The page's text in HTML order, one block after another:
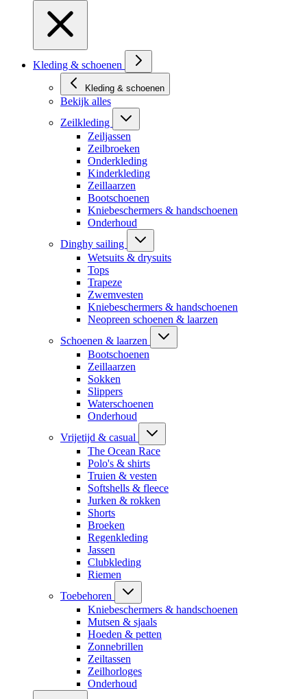
Kleding & schoenen
Kleding & schoenen
Bekijk alles
Zeilkleding
Zeiljassen
Zeilbroeken
Onderkleding
Kinderkleding
Zeillaarzen
Bootschoenen
Kniebeschermers & handschoenen
Onderhoud
Dinghy sailing
Wetsuits & drysuits
Tops
Trapeze
Zwemvesten
Kniebeschermers & handschoenen
Neopreen schoenen & laarzen
Schoenen & laarzen
Bootschoenen
Zeillaarzen
Sokken
Slippers
Waterschoenen
Onderhoud
Vrijetijd & casual
The Ocean Race
Polo's & shirts
Truien & vesten
Softshells & fleece
Jurken & rokken
Shorts
Broeken
Regenkleding
Jassen
Clubkleding
Riemen
Toebehoren
Kniebeschermers & handschoenen
Mutsen & sjaals
Hoeden & petten
Zonnebrillen
Zeiltassen
Zeilhorloges
Onderhoud